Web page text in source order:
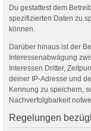
Du gestattest dem
spezifizierten Daten zu
können.
Darüber hinaus ist der
Interessenabwägung
Interessen Dritter,
deiner IP-Adresse und
Kennung zu speichern,
Nachverfolgbarkeit
Regelungen